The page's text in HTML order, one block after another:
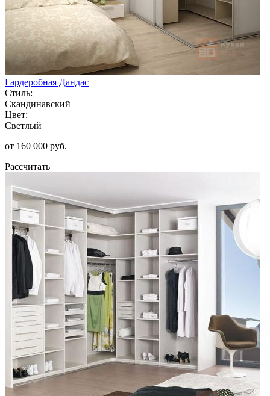
Гардеробная Дандас
Стиль:
Скандинавский
Цвет:
Светлый
от 160 000 руб.
Рассчитать